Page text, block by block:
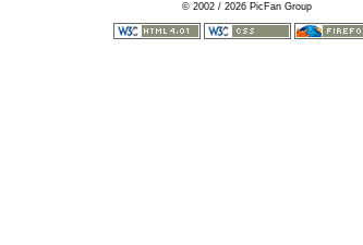
© 2002 / 2026 PicFan Group